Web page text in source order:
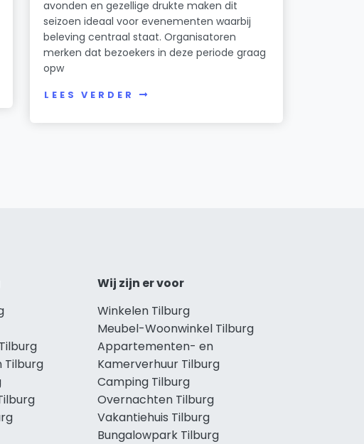
avonden en gezellige drukte maken dit
seizoen ideaal voor evenementen waarbij
beleving centraal staat. Organisatoren
merken dat bezoekers in deze periode graag
opw
LEES VERDER
Tilburg
Wij zijn er voor
Winkelen Tilburg
Meubel-Woonwinkel Tilburg
Appartementen- en
Kamerverhuur Tilburg
Camping Tilburg
Overnachten Tilburg
Vakantiehuis Tilburg
Bungalowpark Tilburg